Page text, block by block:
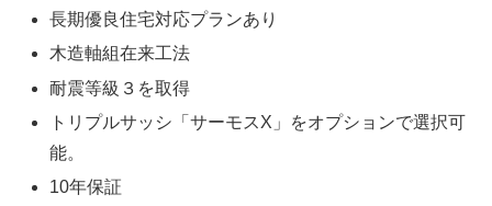
長期優良住宅対応プランあり
木造軸組在来工法
耐震等級３を取得
トリプルサッシ「サーモスX」をオプションで選択可
能。
10年保証